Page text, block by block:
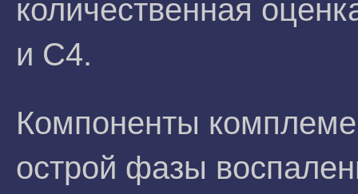
количественная
и С4.
Компоненты
острой фазы